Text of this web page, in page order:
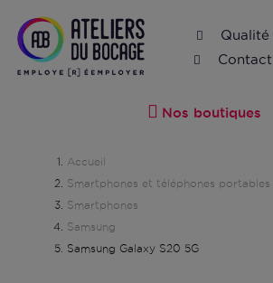
Qualité
Contact
Nos boutiques
Accueil
Smartphones et téléphones portables
Smartphones
Samsung
Samsung Galaxy S20 5G